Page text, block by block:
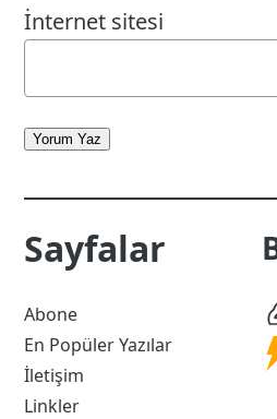
İnternet sitesi
Yorum Yaz
Sayfalar
Abone
En Popüler Yazılar
İletişim
Linkler